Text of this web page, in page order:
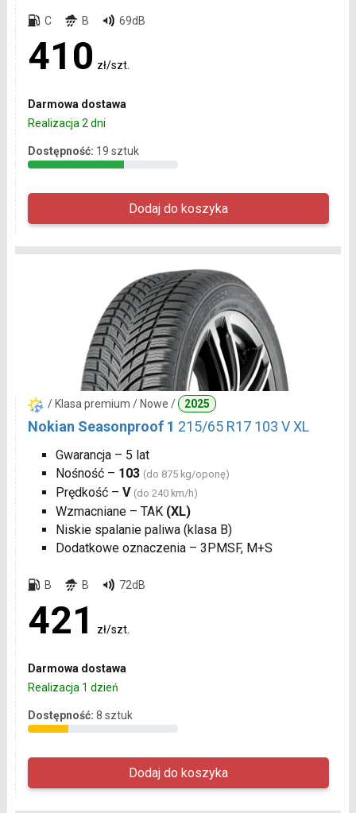
C B 69dB
410 zł/szt.
Darmowa dostawa
Realizacja 2 dni
Dostępność: 19 sztuk
/ Klasa premium / Nowe / 2025
Nokian Seasonproof 1 215/65 R17 103 V XL
Gwarancja – 5 lat
Nośność – 103 (do 875 kg/oponę)
Prędkość – V (do 240 km/h)
Wzmacniane – TAK (XL)
Niskie spalanie paliwa (klasa B)
Dodatkowe oznaczenia – 3PMSF, M+S
B B 72dB
421 zł/szt.
Darmowa dostawa
Realizacja 1 dzień
Dostępność: 8 sztuk